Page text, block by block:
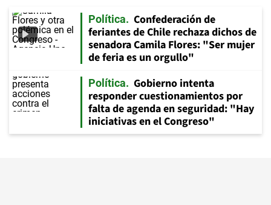
Política
Confederación de
feriantes de Chile rechaza dichos de
senadora Camila Flores: "Ser mujer
de feria es un orgullo"
Política
Gobierno intenta
responder cuestionamientos por
falta de agenda en seguridad: "Hay
iniciativas en el Congreso"